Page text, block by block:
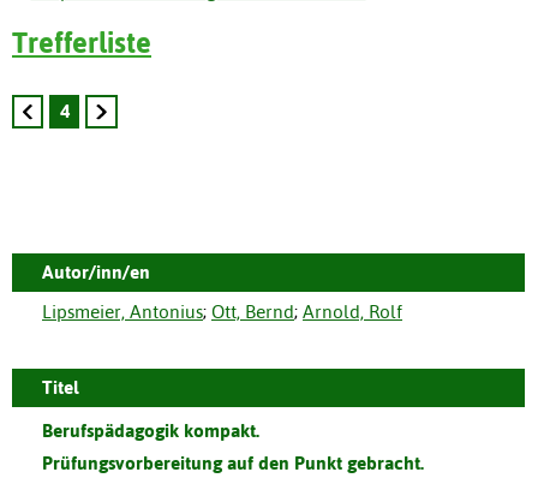
Trefferliste
4
Autor/inn/en
Lipsmeier, Antonius; Ott, Bernd; Arnold, Rolf
Titel
Berufspädagogik kompakt.
Prüfungsvorbereitung auf den Punkt gebracht.